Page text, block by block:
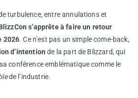
turbulence, entre annulations et
s’apprête à faire un retour
2026. Ce n’est pas un simple come-back,
d’intention de la part de Blizzard, qui
conférence emblématique comme le
de l’industrie.